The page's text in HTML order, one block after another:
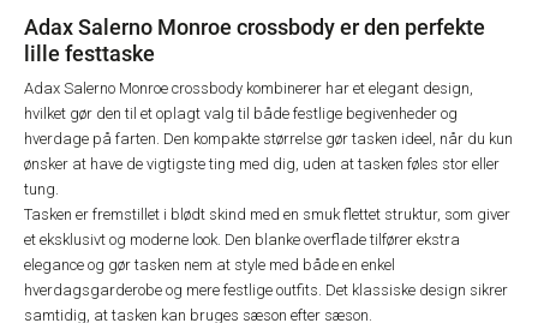
Adax Salerno Monroe crossbody er den perfekte
lille festtaske
Adax Salerno Monroe crossbody kombinerer har et elegant design,
hvilket gør den til et oplagt valg til både festlige begivenheder og
hverdage på farten. Den kompakte størrelse gør tasken ideel, når du kun
ønsker at have de vigtigste ting med dig, uden at tasken føles stor eller
tung.
Tasken er fremstillet i blødt skind med en smuk flettet struktur, som giver
et eksklusivt og moderne look. Den blanke overflade tilfører ekstra
elegance og gør tasken nem at style med både en enkel
hverdagsgarderobe og mere festlige outfits. Det klassiske design sikrer
samtidig, at tasken kan bruges sæson efter sæson.